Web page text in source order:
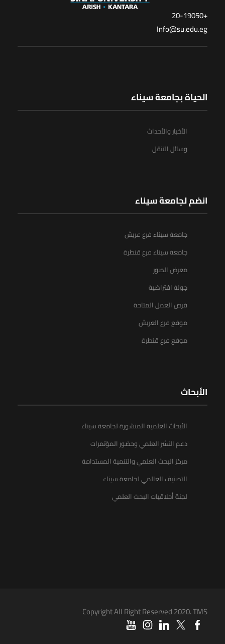
+20-19050
Info@su.edu.eg
الحياة بجامعة سيناء
الأخبار والأحداث
وسائل التنقل
انضم لجامعة سيناء
جامعة سيناء فرع عريش
جامعة سيناء فرع قنطرة
معرض الصور
جولة افتراضية
فرص العمل المتاحة
موقع فرع العريش
موقع فرع قنطرة
الأبحاث
الأبحاث العلمية المنشورة لجامعة سيناء
دعم النشر العلمي وحضور المؤتمرات
مركز البحث العلمي والتنمية المستدامة
التصنيف العالمي لجامعة سيناء
لجنة أخلاقيات البحث العلمي
Copyright All Right Reserved 2020. TMS